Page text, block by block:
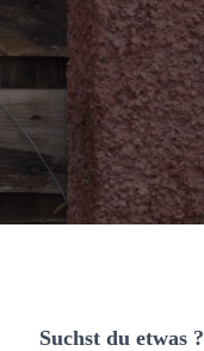
Suchst du etwas ?